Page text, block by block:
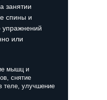
занятии
спины и
упражнений
или
мышц и
снятие
теле, улучшение